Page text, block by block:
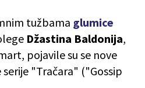
tužbama glumice
Džastina Baldonija,
pojavile su se nove
"Tračara" ("Gossip